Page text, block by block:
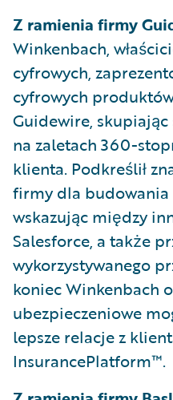
Z ramienia firmy
Winkenbach,
cyfrowych,
cyfrowych
Guidewire,
na zaletach 360-
klienta. Podkreślił
firmy dla budowania
wskazując między
Salesforce, a także
wykorzystywanego
koniec Winkenbach
ubezpieczeniowe
lepsze relacje z
InsurancePlatform™.